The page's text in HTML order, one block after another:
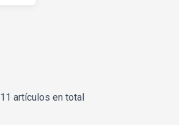
11 artículos en total